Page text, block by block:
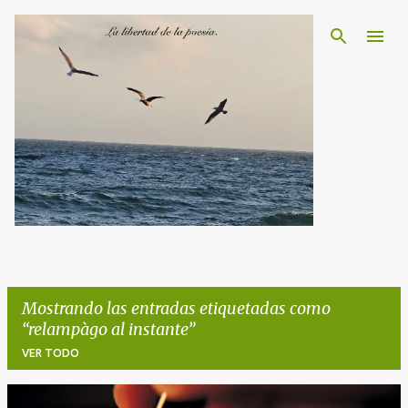
Ir al contenido principal
Mostrando las entradas etiquetadas como
relampàgo al instante
VER TODO